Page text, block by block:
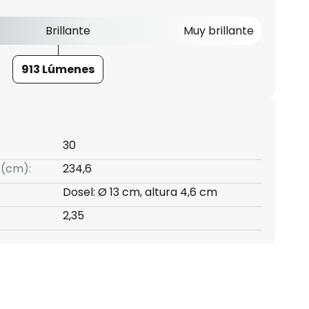
Brillante Muy brillante
913 Lúmenes
30
234,6
Dosel: Ø 13 cm, altura 4,6 cm
2,35